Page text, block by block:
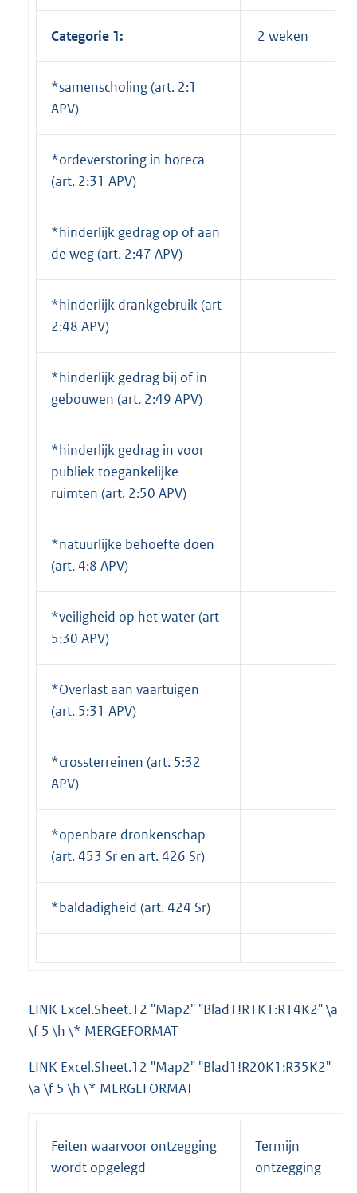
Categorie 1: 2 weken
*samenscholing (art. 2:1
APV)
*ordeverstoring in horeca
(art. 2:31 APV)
*hinderlijk gedrag op of aan
de weg (art. 2:47 APV)
*hinderlijk drankgebruik (art
2:48 APV)
*hinderlijk gedrag bij of in
gebouwen (art. 2:49 APV)
*hinderlijk gedrag in voor
publiek toegankelijke
ruimten (art. 2:50 APV)
*natuurlijke behoefte doen
(art. 4:8 APV)
*veiligheid op het water (art
5:30 APV)
*Overlast aan vaartuigen
(art. 5:31 APV)
*crossterreinen (art. 5:32
APV)
*openbare dronkenschap
(art. 453 Sr en art. 426 Sr)
*baldadigheid (art. 424 Sr)
LINK Excel.Sheet.12 "Map2" "Blad1!R1K1:R14K2" \a
\f 5 \h \* MERGEFORMAT
LINK Excel.Sheet.12 "Map2" "Blad1!R20K1:R35K2"
\a \f 5 \h \* MERGEFORMAT
Feiten waarvoor ontzegging
wordt opgelegd
Termijn
ontzegging